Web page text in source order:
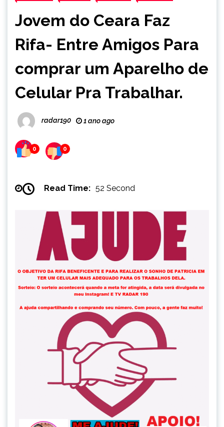
Jovem do Ceara Faz
Rifa- Entre Amigos Para
comprar um Aparelho de
Celular Pra Trabalhar.
radar190 1 ano ago
0 0
Read Time: 52 Second